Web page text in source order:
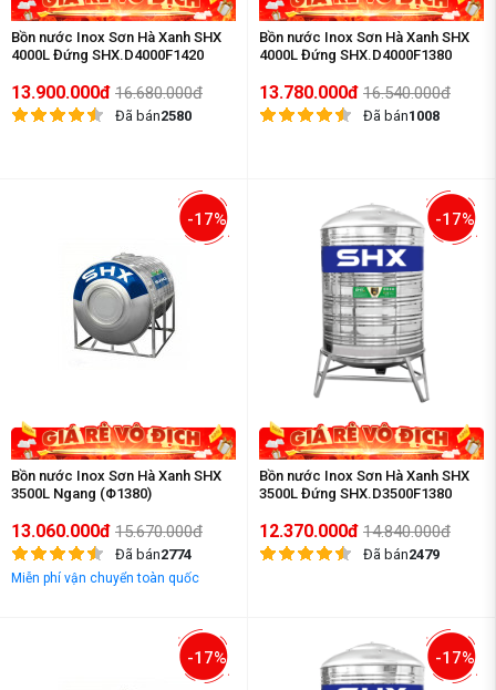
Bồn nước Inox Sơn Hà Xanh SHX
4000L Đứng SHX.D4000F1420
13.900.000đ 16.680.000đ
Đã bán2580
Bồn nước Inox Sơn Hà Xanh SHX
4000L Đứng SHX.D4000F1380
13.780.000đ 16.540.000đ
Đã bán1008
-17%
Bồn nước Inox Sơn Hà Xanh SHX
3500L Ngang (Φ1380)
13.060.000đ 15.670.000đ
Đã bán2774
Miễn phí vận chuyển toàn quốc
-17%
Bồn nước Inox Sơn Hà Xanh SHX
3500L Đứng SHX.D3500F1380
12.370.000đ 14.840.000đ
Đã bán2479
-17% -17%